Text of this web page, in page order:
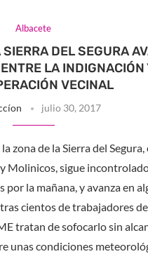
Albacete
DEL SEGURA
LA INDIGNACIÓN
VECINAL
julio 30, 2017
zona de la Sierra del
Molinicos, sigue
por la mañana, y avanza en
cientos de trabajadores
tratan de sofocarlo sin
unas condiciones